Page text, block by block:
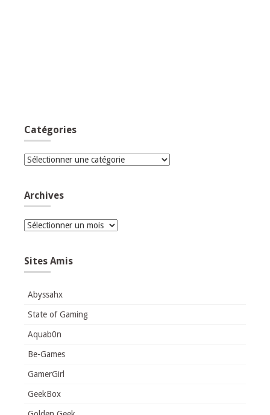
Catégories
Catégories
Archives
Archives
Sites Amis
Abyssahx
State of Gaming
Aquab0n
Be-Games
GamerGirl
GeekBox